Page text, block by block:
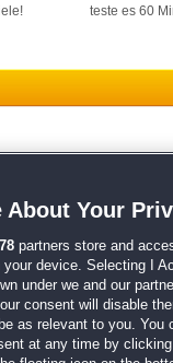
teste es 60
und den Sohn des
Mahjong-Fans mit
Legende?
der Antike
About Your
partners store and
your device. Selecting I
under we and our
consent will disable
as relevant to you. You
at any time by